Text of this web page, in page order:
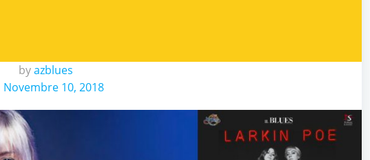
byazblues
Novembre 10, 2018